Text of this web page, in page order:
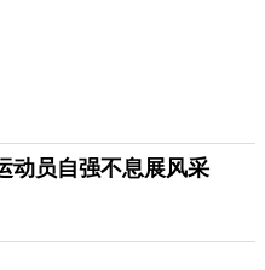
动员自强不息展风采